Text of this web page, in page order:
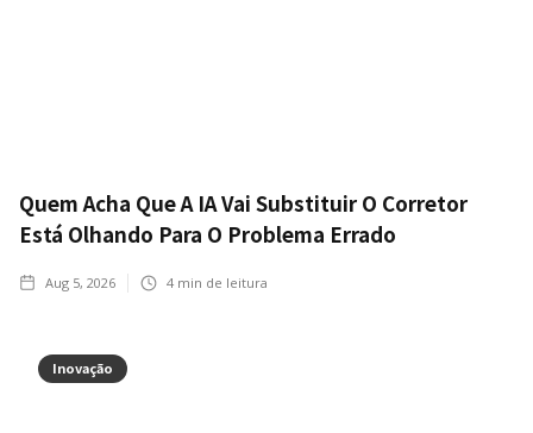
Quem Acha Que A IA Vai Substituir O Corretor
Está Olhando Para O Problema Errado
Aug 5, 2026 4 min de leitura
Inovação